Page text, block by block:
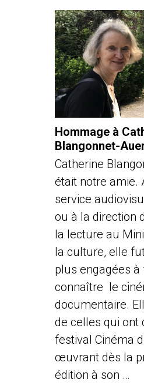
Hommage à
Blangonnet-
Catherine
était notre amie.
service
ou à la direction
la lecture au
la culture, elle
plus engagées à
connaître le
documentaire.
de celles qui ont
festival Cinéma
œuvrant dès la
édition à son …